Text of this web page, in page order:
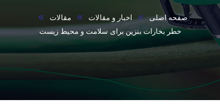
صفحه اصلی اخبار و مقالات
مقالات
خطر بخارات بنزین برای سلامت و محیط زیست